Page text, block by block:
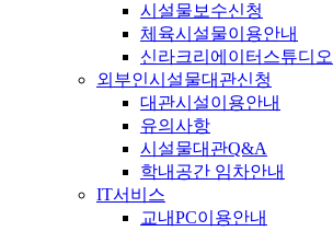
시설물보수신청
체육시설물이용안내
신라크리에이터스튜디오
외부인시설물대관신청
대관시설이용안내
유의사항
시설물대관Q&A
학내공간 임차안내
IT서비스
교내PC이용안내